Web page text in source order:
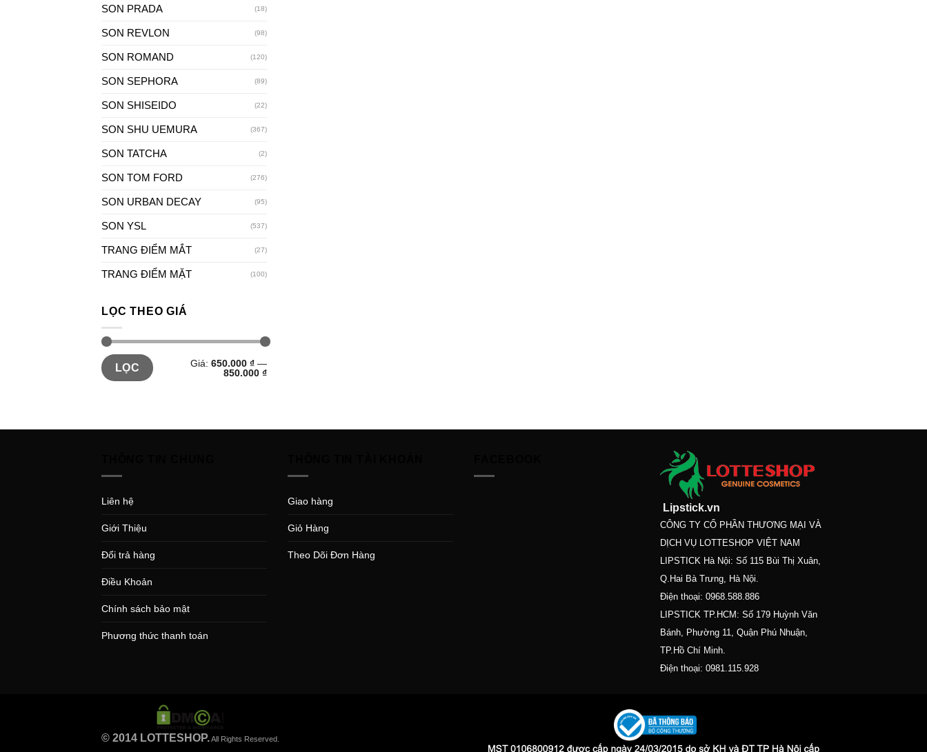
SON PRADA (18)
SON REVLON (98)
SON ROMAND (120)
SON SEPHORA (89)
SON SHISEIDO (22)
SON SHU UEMURA (367)
SON TATCHA (2)
SON TOM FORD (276)
SON URBAN DECAY (95)
SON YSL (537)
TRANG ĐIỂM MẮT (27)
TRANG ĐIỂM MẶT (100)
LỌC THEO GIÁ
LỌC Giá: 650.000 ₫ —
850.000 ₫
Liên hệ
Giới Thiệu
Đổi trả hàng
Điều Khoản
Chính sách bảo mật
Phương thức thanh toán
Giao hàng
Giỏ Hàng
Theo Dõi Đơn Hàng
Lipstick.vn
CÔNG TY CỔ PHẦN THƯƠNG MẠI VÀ
DỊCH VỤ LOTTESHOP VIỆT NAM
LIPSTICK Hà Nội: Số 115 Bùi Thị Xuân,
Q.Hai Bà Trưng, Hà Nội.
Điện thoại: 0968.588.886
LIPSTICK TP.HCM: Số 179 Huỳnh Văn
Bánh, Phường 11, Quận Phú Nhuận,
TP.Hồ Chí Minh.
Điện thoại: 0981.115.928
© 2014 LOTTESHOP.All Rights Reserved.